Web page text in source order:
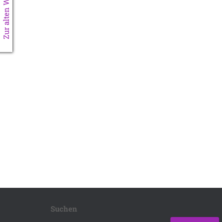
Suchen